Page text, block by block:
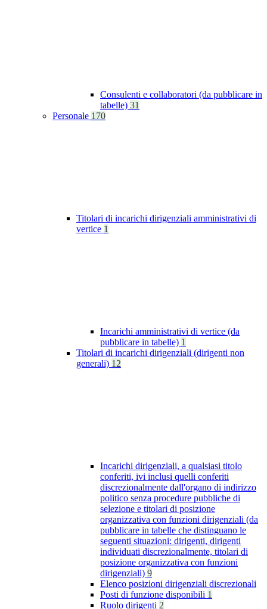
Consulenti e collaboratori (da pubblicare in
tabelle) 31
Personale 170
Titolari di incarichi dirigenziali amministrativi di
vertice 1
Incarichi amministrativi di vertice (da
pubblicare in tabelle) 1
Titolari di incarichi dirigenziali (dirigenti non
generali) 12
Incarichi dirigenziali, a qualsiasi titolo
conferiti, ivi inclusi quelli conferiti
discrezionalmente dall'organo di indirizzo
politico senza procedure pubbliche di
selezione e titolari di posizione
organizzativa con funzioni dirigenziali (da
pubblicare in tabelle che distinguano le
seguenti situazioni: dirigenti, dirigenti
individuati discrezionalmente, titolari di
posizione organizzativa con funzioni
dirigenziali) 9
Elenco posizioni dirigenziali discrezionali
Posti di funzione disponibili 1
Ruolo dirigenti 2